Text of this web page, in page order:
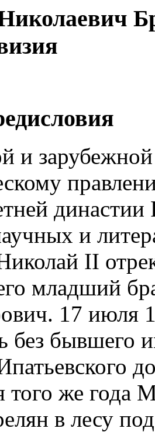
и
и
II
младший
17 июля
без бывшего
того же года
в лесу